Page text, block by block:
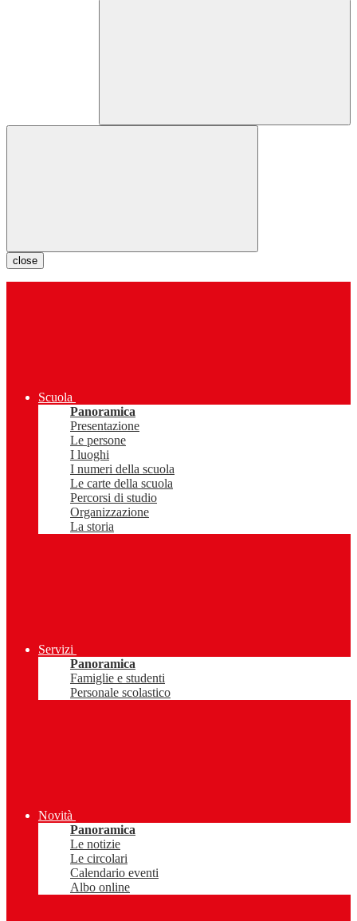
close
Scuola
Panoramica
Presentazione
Le persone
I luoghi
I numeri della scuola
Le carte della scuola
Percorsi di studio
Organizzazione
La storia
Servizi
Panoramica
Famiglie e studenti
Personale scolastico
Novità
Panoramica
Le notizie
Le circolari
Calendario eventi
Albo online